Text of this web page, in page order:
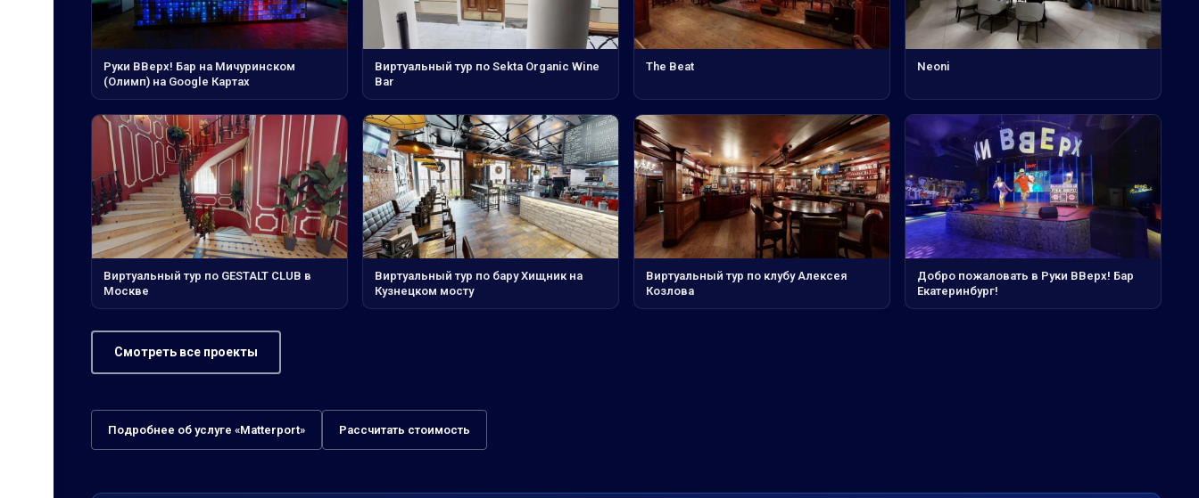
Руки ВВерх! Бар на Мичуринском
(Олимп) на Google Картах
Виртуальный тур по Sekta Organic Wine
Bar
The Beat Neoni
Виртуальный тур по GESTALT CLUB в
Москве
Виртуальный тур по бару Хищник на
Кузнецком мосту
Виртуальный тур по клубу Алексея
Козлова
Добро пожаловать в Руки ВВерх! Бар
Екатеринбург!
Смотреть все проекты
Подробнее об услуге «Matterport» Рассчитать стоимость